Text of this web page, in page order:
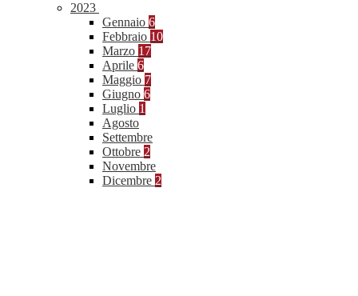
2023
Gennaio 6
Febbraio 10
Marzo 17
Aprile 6
Maggio 7
Giugno 6
Luglio 1
Agosto
Settembre
Ottobre 2
Novembre
Dicembre 2